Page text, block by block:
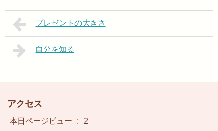
プレゼントの大きさ
自分を知る
アクセス
本日ページビュー :
2